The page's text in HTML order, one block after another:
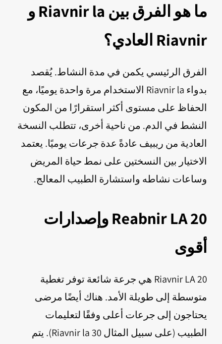
ما هو الفرق بين Riavnir la و
Riavnir العادي؟
الفرق الرئيسي يكمن في مدة النشاط. يُقصد
بدواء Riavnir la الاستخدام مرة واحدة يوميًا، مع
الحفاظ على مستوى أكثر استقرارًا من المكون
النشط في الدم. من ناحية أخرى، تتطلب النسخة
العادية من ريبيف عادةً عدة جرعات يوميًا. يعتمد
الاختيار بين النسختين على نمط حياة المريض
وساعات نشاطه واستشارة الطبيب المعالج.
Reabnir LA 20 وإصدارات
أقوى
Riavnir LA 20 هي جرعة شائعة توفر تغطية
متوسطة إلى طويلة الأمد. هناك أيضًا مرضى
يحتاجون إلى جرعات أعلى وفقًا لتعليمات
الطبيب (على سبيل المثال Riavnir la 30). يتم